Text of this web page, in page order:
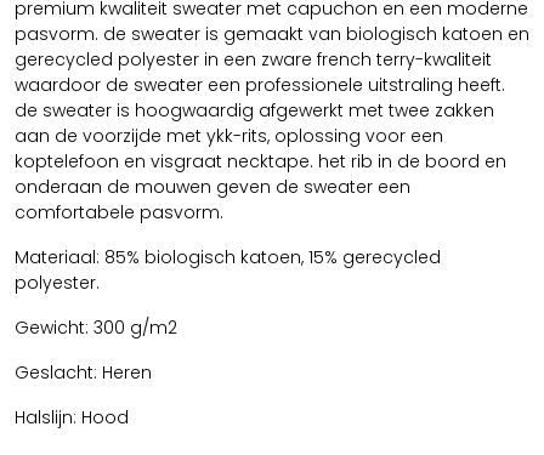
premium kwaliteit sweater met capuchon en een moderne
pasvorm. de sweater is gemaakt van biologisch katoen en
gerecycled polyester in een zware french terry-kwaliteit
waardoor de sweater een professionele uitstraling heeft.
de sweater is hoogwaardig afgewerkt met twee zakken
aan de voorzijde met ykk-rits, oplossing voor een
koptelefoon en visgraat necktape. het rib in de boord en
onderaan de mouwen geven de sweater een
comfortabele pasvorm.
Materiaal: 85% biologisch katoen, 15% gerecycled
polyester.
Gewicht: 300 g/m2
Geslacht: Heren
Halslijn: Hood